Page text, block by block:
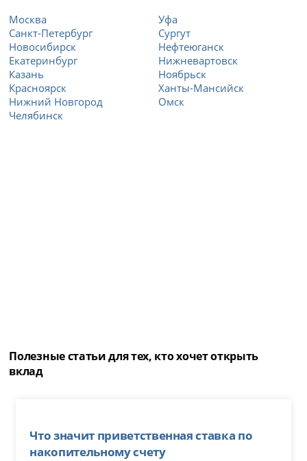
Москва
Санкт-Петербург
Новосибирск
Екатеринбург
Казань
Красноярск
Нижний Новгород
Челябинск
Уфа
Сургут
Нефтеюганск
Нижневартовск
Ноябрьск
Ханты-Мансийск
Омск
Полезные статьи для тех, кто хочет открыть
вклад
Что значит приветственная ставка по
накопительному счету